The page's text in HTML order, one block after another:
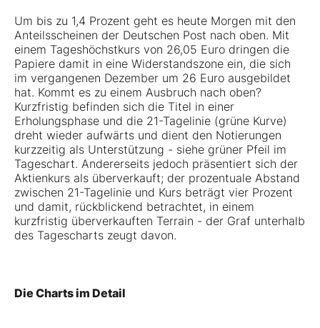
Um bis zu 1,4 Prozent geht es heute Morgen mit den
Anteilsscheinen der Deutschen Post nach oben. Mit
einem Tageshöchstkurs von 26,05 Euro dringen die
Papiere damit in eine Widerstandszone ein, die sich
im vergangenen Dezember um 26 Euro ausgebildet
hat. Kommt es zu einem Ausbruch nach oben?
Kurzfristig befinden sich die Titel in einer
Erholungsphase und die 21-Tagelinie (grüne Kurve)
dreht wieder aufwärts und dient den Notierungen
kurzzeitig als Unterstützung - siehe grüner Pfeil im
Tageschart. Andererseits jedoch präsentiert sich der
Aktienkurs als überverkauft; der prozentuale Abstand
zwischen 21-Tagelinie und Kurs beträgt vier Prozent
und damit, rückblickend betrachtet, in einem
kurzfristig überverkauften Terrain - der Graf unterhalb
des Tagescharts zeugt davon.
Die Charts im Detail